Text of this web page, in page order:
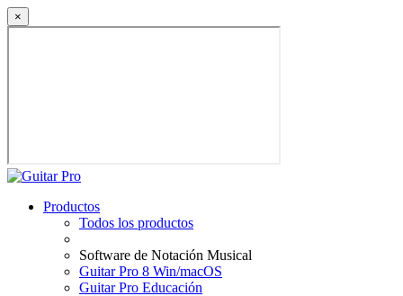
×
Productos
Todos los productos
Software de Notación Musical
Guitar Pro 8 Win/macOS
Guitar Pro Educación